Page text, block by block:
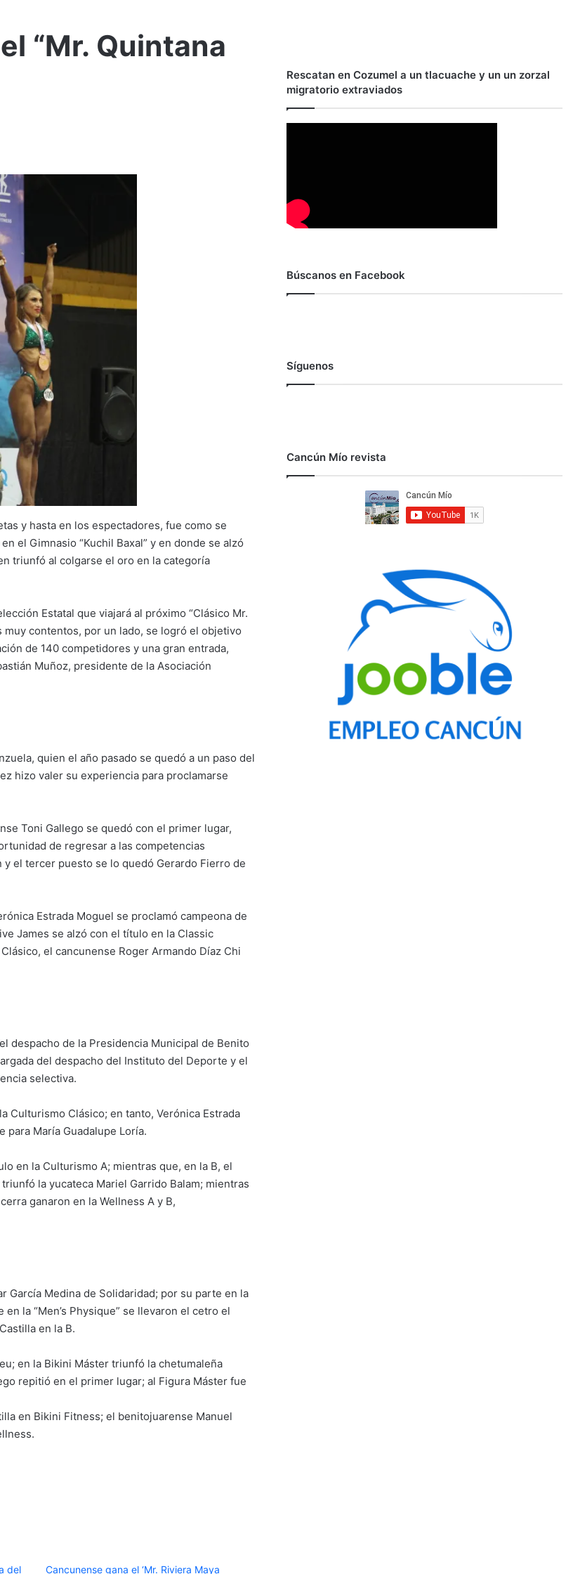
“Mr. Quintana
y hasta en los espectadores, fue como se
el Gimnasio “Kuchil Baxal” y en donde se alzó
triunfó al colgarse el oro en la categoría
Estatal que viajará al próximo “Clásico Mr.
muy contentos, por un lado, se logró el objetivo
de 140 competidores y una gran entrada,
Muñoz, presidente de la Asociación
quien el año pasado se quedó a un paso del
hizo valer su experiencia para proclamarse
Toni Gallego se quedó con el primer lugar,
de regresar a las competencias
el tercer puesto se lo quedó Gerardo Fierro de
Estrada Moguel se proclamó campeona de
James se alzó con el título en la Classic
el cancunense Roger Armando Díaz Chi
despacho de la Presidencia Municipal de Benito
del despacho del Instituto del Deporte y el
selectiva.
Culturismo Clásico; en tanto, Verónica Estrada
para María Guadalupe Loría.
en la Culturismo A; mientras que, en la B, el
la yucateca Mariel Garrido Balam; mientras
ganaron en la Wellness A y B,
García Medina de Solidaridad; por su parte en la
la “Men’s Physique” se llevaron el cetro el
en la B.
en la Bikini Máster triunfó la chetumaleña
repitió en el primer lugar; al Figura Máster fue
en Bikini Fitness; el benitojuarense Manuel
del Cancunense gana el ‘Mr. Riviera Maya
Rescatan en Cozumel a un tlacuache y un un zorzal
migratorio extraviados
Búscanos en Facebook
Síguenos
Cancún Mío revista